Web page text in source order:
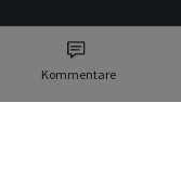
Kommentare